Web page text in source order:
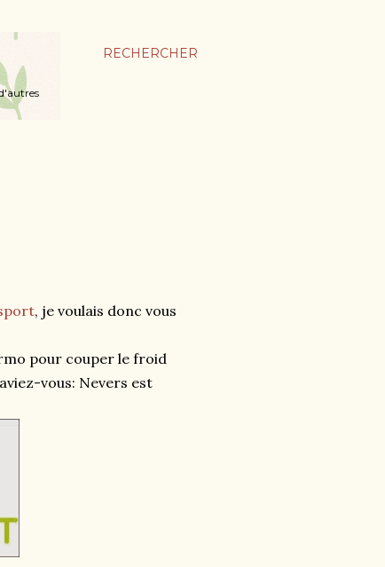
RECHERCHER
, je voulais donc vous
pour couper le froid
vous: Nevers est